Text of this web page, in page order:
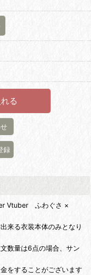
る
録
Vtuber ふわぐさ ×
来る衣装本体のみとなり
数量は6点の場合、サン
をすることがございます